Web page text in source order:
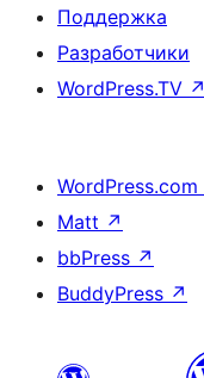
Поддержка
Разработчики
WordPress.TV ↗
WordPress.com
Matt ↗
bbPress ↗
BuddyPress ↗